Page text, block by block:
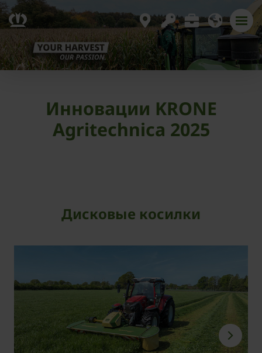
Инновации KRONE
Agritechnica 2025
Дисковые косилки